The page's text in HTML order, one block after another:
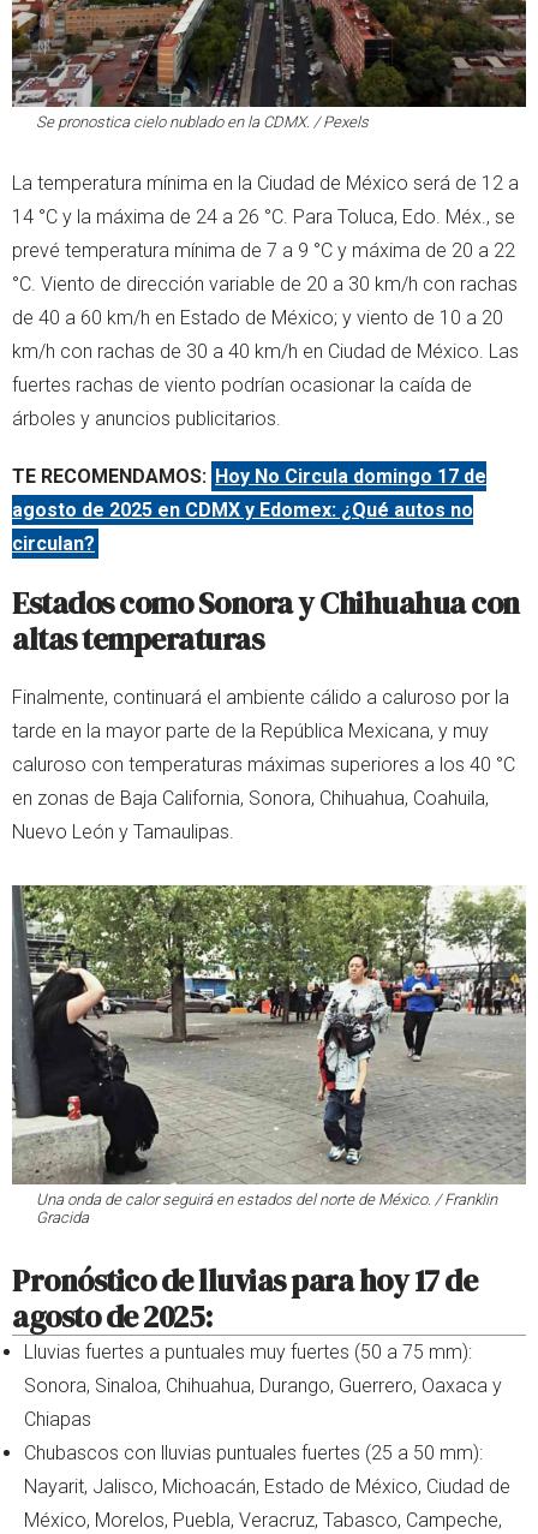
Se pronostica cielo nublado en la CDMX. / Pexels
La temperatura mínima en la Ciudad de México será de 12 a
14 °C y la máxima de 24 a 26 °C. Para Toluca, Edo. Méx., se
prevé temperatura mínima de 7 a 9 °C y máxima de 20 a 22
°C. Viento de dirección variable de 20 a 30 km/h con rachas
de 40 a 60 km/h en Estado de México; y viento de 10 a 20
km/h con rachas de 30 a 40 km/h en Ciudad de México. Las
fuertes rachas de viento podrían ocasionar la caída de
árboles y anuncios publicitarios.
TE RECOMENDAMOS: Hoy No Circula domingo 17 de
agosto de 2025 en CDMX y Edomex: ¿Qué autos no
circulan?
Estados como Sonora y Chihuahua con
altas temperaturas
Finalmente, continuará el ambiente cálido a caluroso por la
tarde en la mayor parte de la República Mexicana, y muy
caluroso con temperaturas máximas superiores a los 40 °C
en zonas de Baja California, Sonora, Chihuahua, Coahuila,
Nuevo León y Tamaulipas.
Una onda de calor seguirá en estados del norte de México. / Franklin
Gracida
Pronóstico de lluvias para hoy 17 de
agosto de 2025:
Lluvias fuertes a puntuales muy fuertes (50 a 75 mm):
Sonora, Sinaloa, Chihuahua, Durango, Guerrero, Oaxaca y
Chiapas
Chubascos con lluvias puntuales fuertes (25 a 50 mm):
Nayarit, Jalisco, Michoacán, Estado de México, Ciudad de
México, Morelos, Puebla, Veracruz, Tabasco, Campeche,